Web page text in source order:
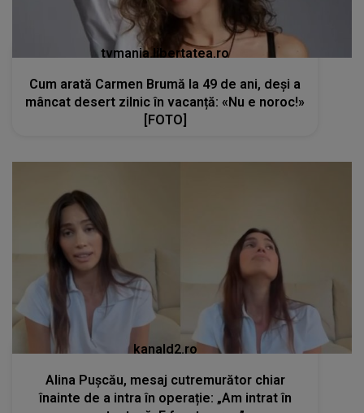
tvmania.libertatea.ro
Cum arată Carmen Brumă la 49 de ani, deși a
mâncat desert zilnic în vacanță: «Nu e noroc!»
[FOTO]
kanald2.ro
Alina Pușcău, mesaj cutremurător chiar
înainte de a intra în operație: „Am intrat în